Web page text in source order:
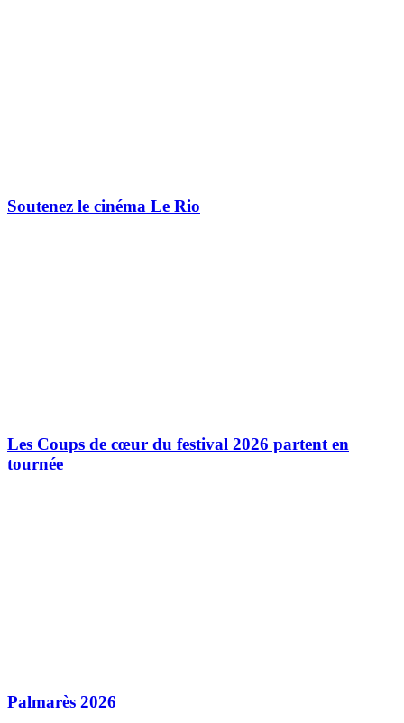
Soutenez le cinéma Le Rio
Les Coups de cœur du festival 2026 partent en
tournée
Palmarès 2026